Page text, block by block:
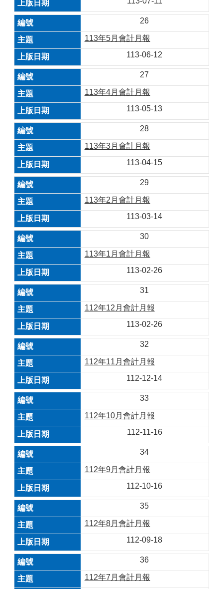
26
113年5月會計月報
113-06-12
27
113年4月會計月報
113-05-13
28
113年3月會計月報
113-04-15
29
113年2月會計月報
113-03-14
30
113年1月會計月報
113-02-26
31
112年12月會計月報
113-02-26
32
112年11月會計月報
112-12-14
33
112年10月會計月報
112-11-16
34
112年9月會計月報
112-10-16
35
112年8月會計月報
112-09-18
36
112年7月會計月報